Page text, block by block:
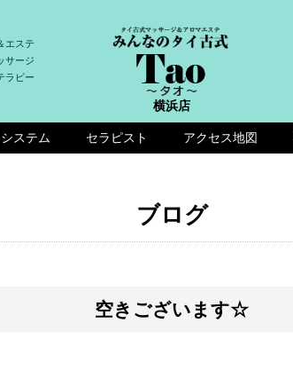
エステ
サージ
ラピー
横浜店
ステム セラピスト アクセス地図
ブログ
空きございます☆